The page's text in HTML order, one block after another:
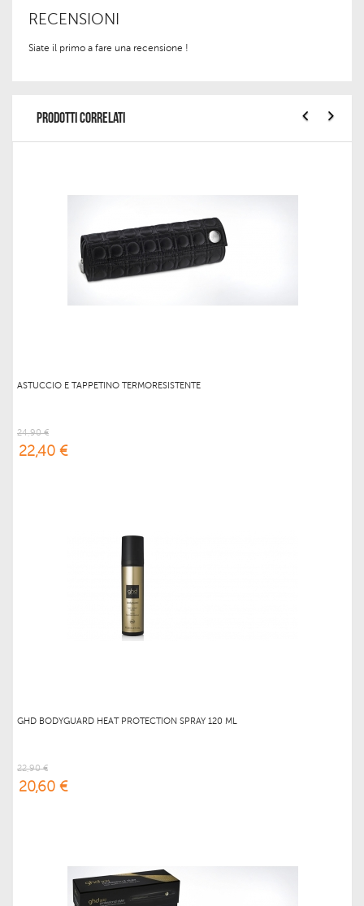
RECENSIONI
Siate il primo a fare una recensione !
PRODOTTI CORRELATI
ASTUCCIO E TAPPETINO TERMORESISTENTE
24,90 €
22,40 €
GHD BODYGUARD HEAT PROTECTION SPRAY 120 ML
22,90 €
20,60 €